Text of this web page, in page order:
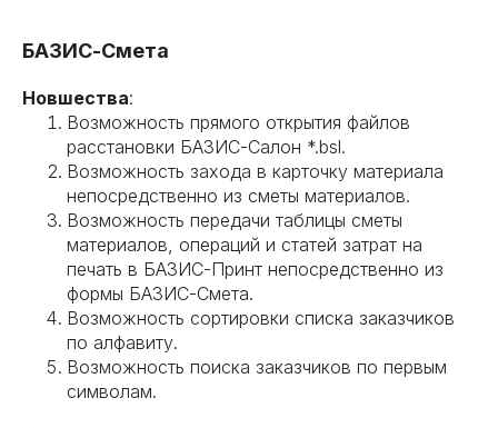
БАЗИС-Смета
Новшества:
Возможность прямого открытия файлов
расстановки БАЗИС-Салон *.bsl.
Возможность захода в карточку материала
непосредственно из сметы материалов.
Возможность передачи таблицы сметы
материалов, операций и статей затрат на
печать в БАЗИС-Принт непосредственно из
формы БАЗИС-Смета.
Возможность сортировки списка заказчиков
по алфавиту.
Возможность поиска заказчиков по первым
символам.